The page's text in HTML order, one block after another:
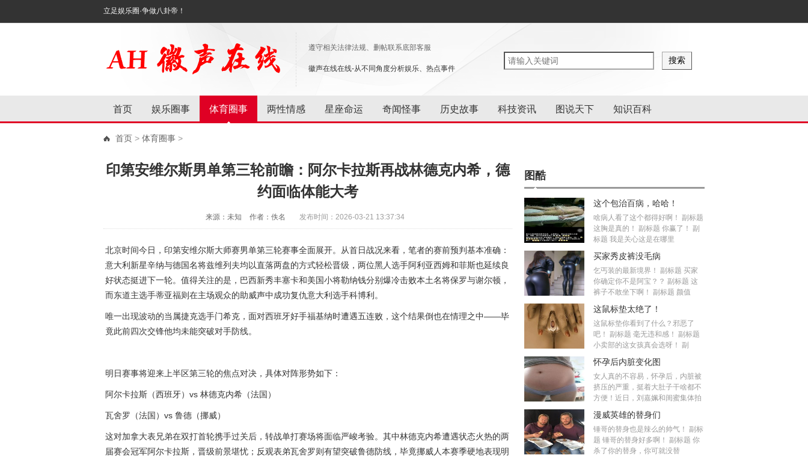
立足娱乐圈·争做八卦帝！
遵守相关法律法规、删帖联系底部客服
徽声在线在线-从不同角度分析娱乐、热点事件
首页 娱乐圈事 体育圈事 两性情感 星座命运 奇闻怪事 历史故事 科技资讯 图说天下 知识百科
首页 > 体育圈事 >
印第安维尔斯男单第三轮前瞻：阿尔卡拉斯再战林德克内希，德
约面临体能大考
来源：未知 作者：佚名 发布时间：2026-03-21 13:37:34
北京时间今日，印第安维尔斯大师赛男单第三轮赛事全面展开。从首日战况来看，笔者的赛前预判基本准确：
意大利新星辛纳与德国名将兹维列夫均以直落两盘的方式轻松晋级，两位黑人选手阿利亚西姆和菲斯也延续良
好状态挺进下一轮。值得关注的是，巴西新秀丰塞卡和美国小将勒纳钱分别爆冷击败本土名将保罗与谢尔顿，
而东道主选手蒂亚福则在主场观众的助威声中成功复仇意大利选手科博利。
唯一出现波动的当属捷克选手门希克，面对西班牙好手福基纳时遭遇五连败，这个结果倒也在情理之中——毕
竟此前四次交锋他均未能突破对手防线。
明日赛事将迎来上半区第三轮的焦点对决，具体对阵形势如下：
阿尔卡拉斯（西班牙）vs 林德克内希（法国）
瓦舍罗（法国）vs 鲁德（挪威）
这对加拿大表兄弟在双打首轮携手过关后，转战单打赛场将面临严峻考验。其中林德克内希遭遇状态火热的两
届赛会冠军阿尔卡拉斯，晋级前景堪忧；反观表弟瓦舍罗则有望突破鲁德防线，毕竟挪威人本赛季硬地表现明
图酷
这个包治百病，哈哈！
啥病人看了这个都得好啊！ 副标题
这胸是真的！ 副标题 你赢了！ 副
标题 我是关心这是在哪里
买家秀皮裤没毛病
乞丐装的最新境界！ 副标题 买家
你确定你不是阿宝？？ 副标题 这
裤子不敢坐下啊！ 副标题 颜值
这鼠标垫太绝了！
这鼠标垫你看到了什么？邪恶了
吧！ 副标题 毫无违和感！ 副标题
小卖部的这女孩真会选呀！ 副
怀孕后内脏变化图
女人真的不容易，怀孕后，内脏被
挤压的严重，挺着大肚子干啥都不
方便！近日，刘嘉姵和闺蜜集体拍
漫威英雄的替身们
锤哥的替身也是辣么的帅气！ 副标
题 锤哥的替身好多啊！ 副标题 你
杀了你的替身，你可就没替